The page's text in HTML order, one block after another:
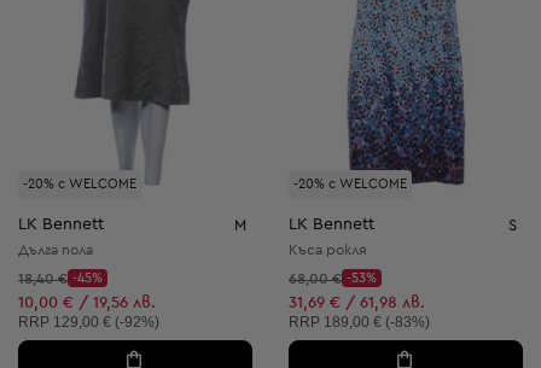
-20% с WELCOME
LK Bennett M
Дълга пола
Начална цена:
18,40 €
Discount Price:
-45%
Намалена цена:
10,00 € / 19,56 лв.
Препоръчителна цена:
RRP 129,00 € (-92%)
-20% с WELCOME
LK Bennett S
Къса рокля
Начална цена:
68,00 €
Discount Price:
-53%
Намалена цена:
31,69 € / 61,98 лв.
Препоръчителна цена:
RRP 189,00 € (-83%)